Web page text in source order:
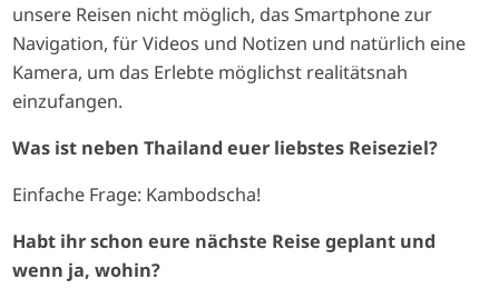
unsere Reisen nicht möglich, das Smartphone zur
Navigation, für Videos und Notizen und natürlich eine
Kamera, um das Erlebte möglichst realitätsnah
einzufangen.
Was ist neben Thailand euer liebstes Reiseziel?
Einfache Frage: Kambodscha!
Habt ihr schon eure nächste Reise geplant und
wenn ja, wohin?